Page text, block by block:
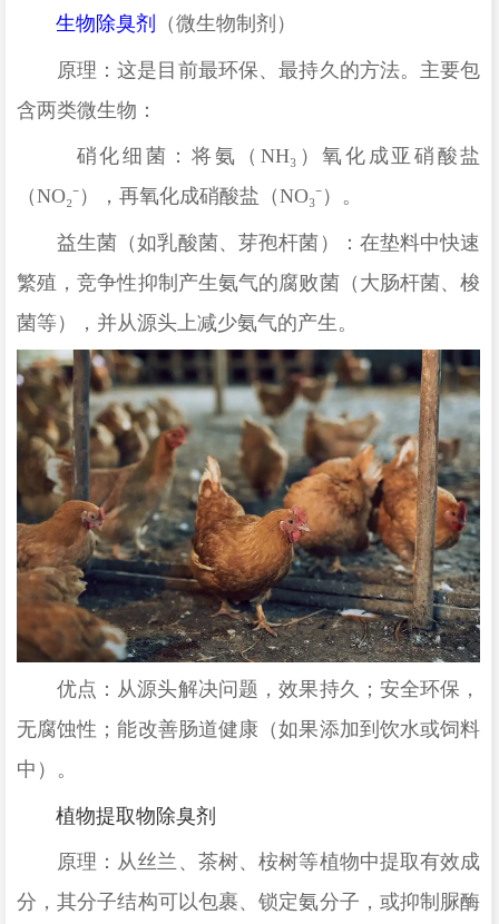
生物除臭剂 （微生物制剂）
原理：这是目前最环保、最持久的方法。主要包
含两类微生物：
硝化细菌：将氨（NH₃）氧化成亚硝酸盐
（NO₂⁻），再氧化成硝酸盐（NO₃⁻）。
益生菌（如乳酸菌、芽孢杆菌）：在垫料中快速
繁殖，竞争性抑制产生氨气的腐败菌（大肠杆菌、梭
菌等），并从源头上减少氨气的产生。
优点：从源头解决问题，效果持久；安全环保，
无腐蚀性；能改善肠道健康（如果添加到饮水或饲料
中）。
植物提取物除臭剂
原理：从丝兰、茶树、桉树等植物中提取有效成
分，其分子结构可以包裹、锁定氨分子，或抑制脲酶